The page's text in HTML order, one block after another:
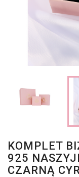
KOMPLET
925
CZARNĄ